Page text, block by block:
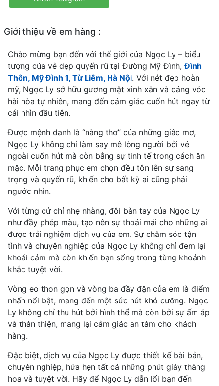
Giới thiệu về em hàng :
Chào mừng bạn đến với thế giới của Ngọc Ly – biểu
tượng của vẻ đẹp quyến rũ tại Đường Mỹ Đình,Đình
Thôn, Mỹ Đình 1, Từ Liêm, Hà Nội. Với nét đẹp hoàn
mỹ, Ngọc Ly sở hữu gương mặt xinh xắn và dáng vóc
hài hòa tự nhiên, mang đến cảm giác cuốn hút ngay từ
cái nhìn đầu tiên.
Được mệnh danh là “nàng thơ” của những giấc mơ,
Ngọc Ly không chỉ làm say mê lòng người bởi vẻ
ngoài cuốn hút mà còn bằng sự tinh tế trong cách ăn
mặc. Mỗi trang phục em chọn đều tôn lên sự sang
trọng và quyến rũ, khiến cho bất kỳ ai cũng phải
ngước nhìn.
Với từng cử chỉ nhẹ nhàng, đôi bàn tay của Ngọc Ly
như đầy phép màu, tạo nên sự thoải mái cho những ai
được trải nghiệm dịch vụ của em. Sự chăm sóc tận
tình và chuyên nghiệp của Ngọc Ly không chỉ đem lại
khoái cảm mà còn khiến bạn sống trong từng khoảnh
khắc tuyệt vời.
Vòng eo thon gọn và vòng ba đầy đặn của em là điểm
nhấn nổi bật, mang đến một sức hút khó cưỡng. Ngọc
Ly không chỉ thu hút bởi hình thể mà còn bởi sự ấm áp
và thân thiện, mang lại cảm giác an tâm cho khách
hàng.
Đặc biệt, dịch vụ của Ngọc Ly được thiết kế bài bản,
chuyên nghiệp, hứa hẹn tất cả những phút giây thăng
hoa và tuyệt vời. Hãy để Ngọc Ly dẫn lối bạn đến